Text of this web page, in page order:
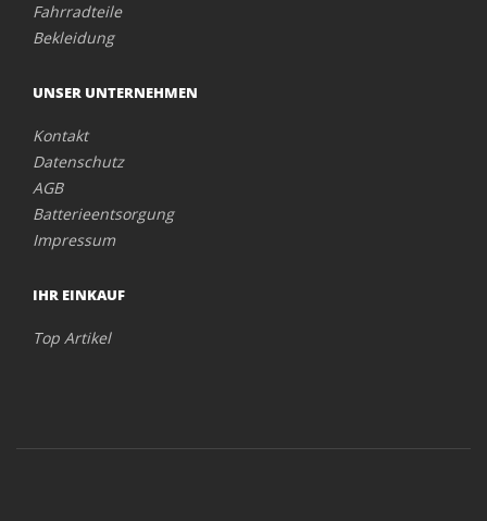
Fahrradteile
Bekleidung
UNSER UNTERNEHMEN
Kontakt
Datenschutz
AGB
Batterieentsorgung
Impressum
IHR EINKAUF
Top Artikel